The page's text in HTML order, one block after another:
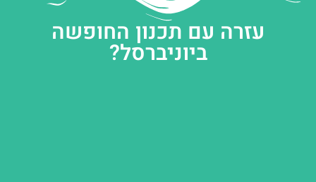
עזרה עם תכנון החופשה
ביוניברסל?